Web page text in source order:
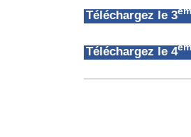
Téléchargez le 3
Téléchargez le 4